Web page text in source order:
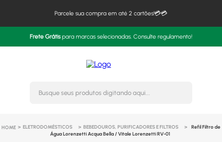
Parcele sua compra em até 2 cartões!💳💳
Frete Grátispara marcas selecionadas. Consulte regulamento!
Busque seus produtos
ELETRODOMÉSTICOS BEBEDOUROS, PURIFICADORES E FILTROS
Refil Filtro de
Água Lorenzetti Acqua Bella / Vitale Lorenzetti RV-01